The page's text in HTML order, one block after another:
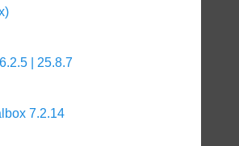
| 25.8.7
7.2.14